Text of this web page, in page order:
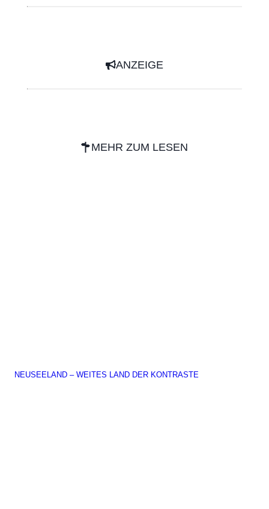
ANZEIGE
MEHR ZUM LESEN
NEUSEELAND – WEITES LAND DER KONTRASTE